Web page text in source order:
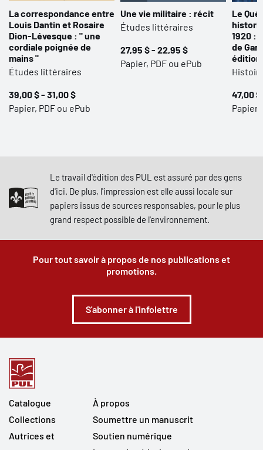
La correspondance entre
Louis Dantin et Rosaire
Dion-Lévesque : " une
cordiale poignée de
mains "
Études littéraires
39,00 $ - 31,00 $
Papier, PDF ou ePub
Une vie militaire : récit
Études littéraires
27,95 $ - 22,95 $
Papier, PDF ou ePub
Le
1920 :
de
47,00
Papier,
Le travail d'édition des PUL est assuré par des gens
d'ici. De plus, l'impression est elle aussi locale sur
papiers issus de sources responsables, pour le plus
grand respect possible de l'environnement.
Pour tout savoir à propos de nos publications et
promotions.
S'abonner à l'infolettre
Catalogue
Collections
Autrices et
À propos
Soumettre un manuscrit
Soutien numérique